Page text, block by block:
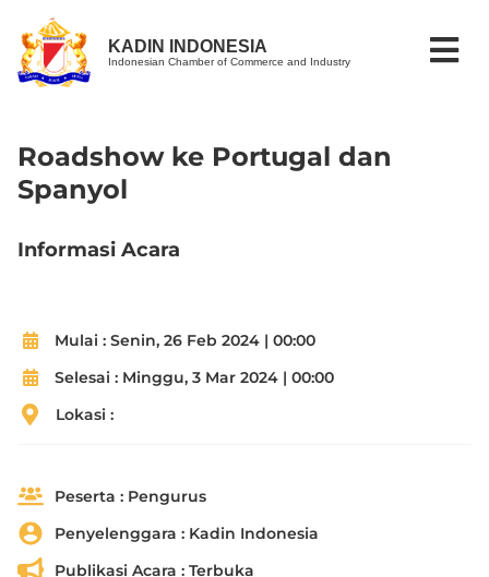
KADIN INDONESIA
Indonesian Chamber of Commerce and Industry
Roadshow ke Portugal dan
Spanyol
Informasi Acara
Mulai : Senin, 26 Feb 2024 | 00:00
Selesai : Minggu, 3 Mar 2024 | 00:00
Lokasi :
Peserta : Pengurus
Penyelenggara : Kadin Indonesia
Publikasi Acara : Terbuka